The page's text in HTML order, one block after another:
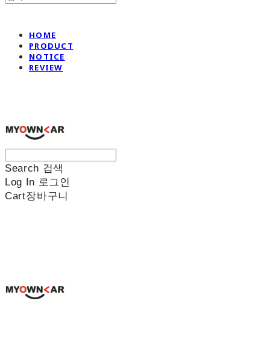
HOME
PRODUCT
NOTICE
REVIEW
Search 검색
Log In 로그인
Cart장바구니